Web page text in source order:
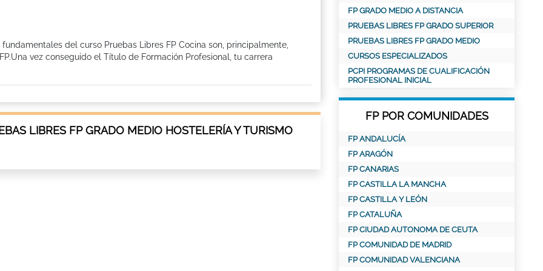
del curso Pruebas Libres FP Cocina son, principalmente,
vez conseguido el Título de Formación Profesional, tu carrera
LIBRES FP GRADO MEDIO HOSTELERÍA Y TURISMO
FP GRADO MEDIO A DISTANCIA
PRUEBAS LIBRES FP GRADO SUPERIOR
PRUEBAS LIBRES FP GRADO MEDIO
CURSOS ESPECIALIZADOS
PCPI PROGRAMAS DE CUALIFICACIÓN
PROFESIONAL INICIAL
FP POR COMUNIDADES
FP ANDALUCÍA
FP ARAGÓN
FP CANARIAS
FP CASTILLA LA MANCHA
FP CASTILLA Y LEÓN
FP CATALUÑA
FP CIUDAD AUTONOMA DE CEUTA
FP COMUNIDAD DE MADRID
FP COMUNIDAD VALENCIANA